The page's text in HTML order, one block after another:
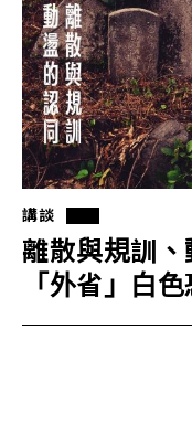
講談
離散與規訓
「外省」白